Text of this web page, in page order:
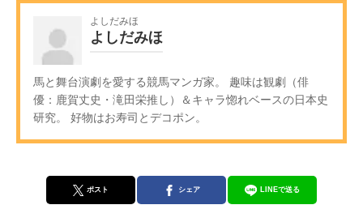
よしだみほ
よしだみほ
馬と舞台演劇を愛する競馬マンガ家。 趣味は観劇（俳
優：鹿賀丈史・滝田栄推し）＆キャラ惚れベースの日本史
研究。 好物はお寿司とデコポン。
ポスト シェア LINEで送る